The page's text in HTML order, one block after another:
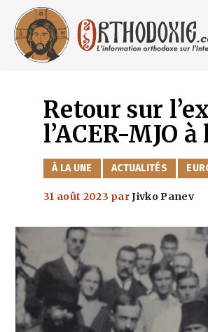
contenu
Retour sur
l’ACER-MJO
CATÉGORIES
À LA UNE ACTUALITÉS
31 août 2023 parJivko Panev